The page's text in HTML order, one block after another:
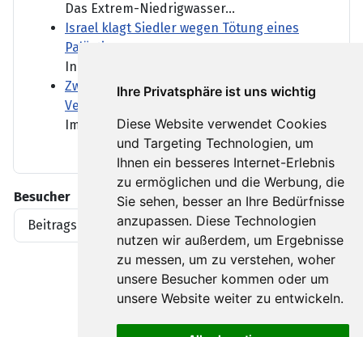
Ihre Privatsphäre ist uns wichtig
Diese Website verwendet Cookies
und Targeting Technologien, um
Ihnen ein besseres Internet-Erlebnis
zu ermöglichen und die Werbung, die
Sie sehen, besser an Ihre Bedürfnisse
anzupassen. Diese Technologien
nutzen wir außerdem, um Ergebnisse
zu messen, um zu verstehen, woher
unsere Besucher kommen oder um
unsere Website weiter zu entwickeln.
Das Extrem-Niedrigwasser...
Israel klagt Siedler wegen Tötung eines
Palästinensers an
In den vergangenen Jahren...
Zwei Straßenbahnen kollidiert - viele
Verletzte in Gelsenkirchen
Im nordrhein-westfälischen...
Besucher
Beitragsaufrufe
1919396